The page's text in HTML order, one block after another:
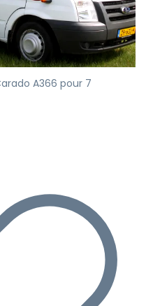
A366 pour 7